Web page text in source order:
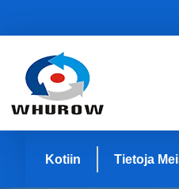
Kotiin Tietoja